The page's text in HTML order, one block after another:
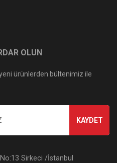
OLUN
ürünlerden bültenimiz ile
KAYDET
Sirkeci /İstanbul